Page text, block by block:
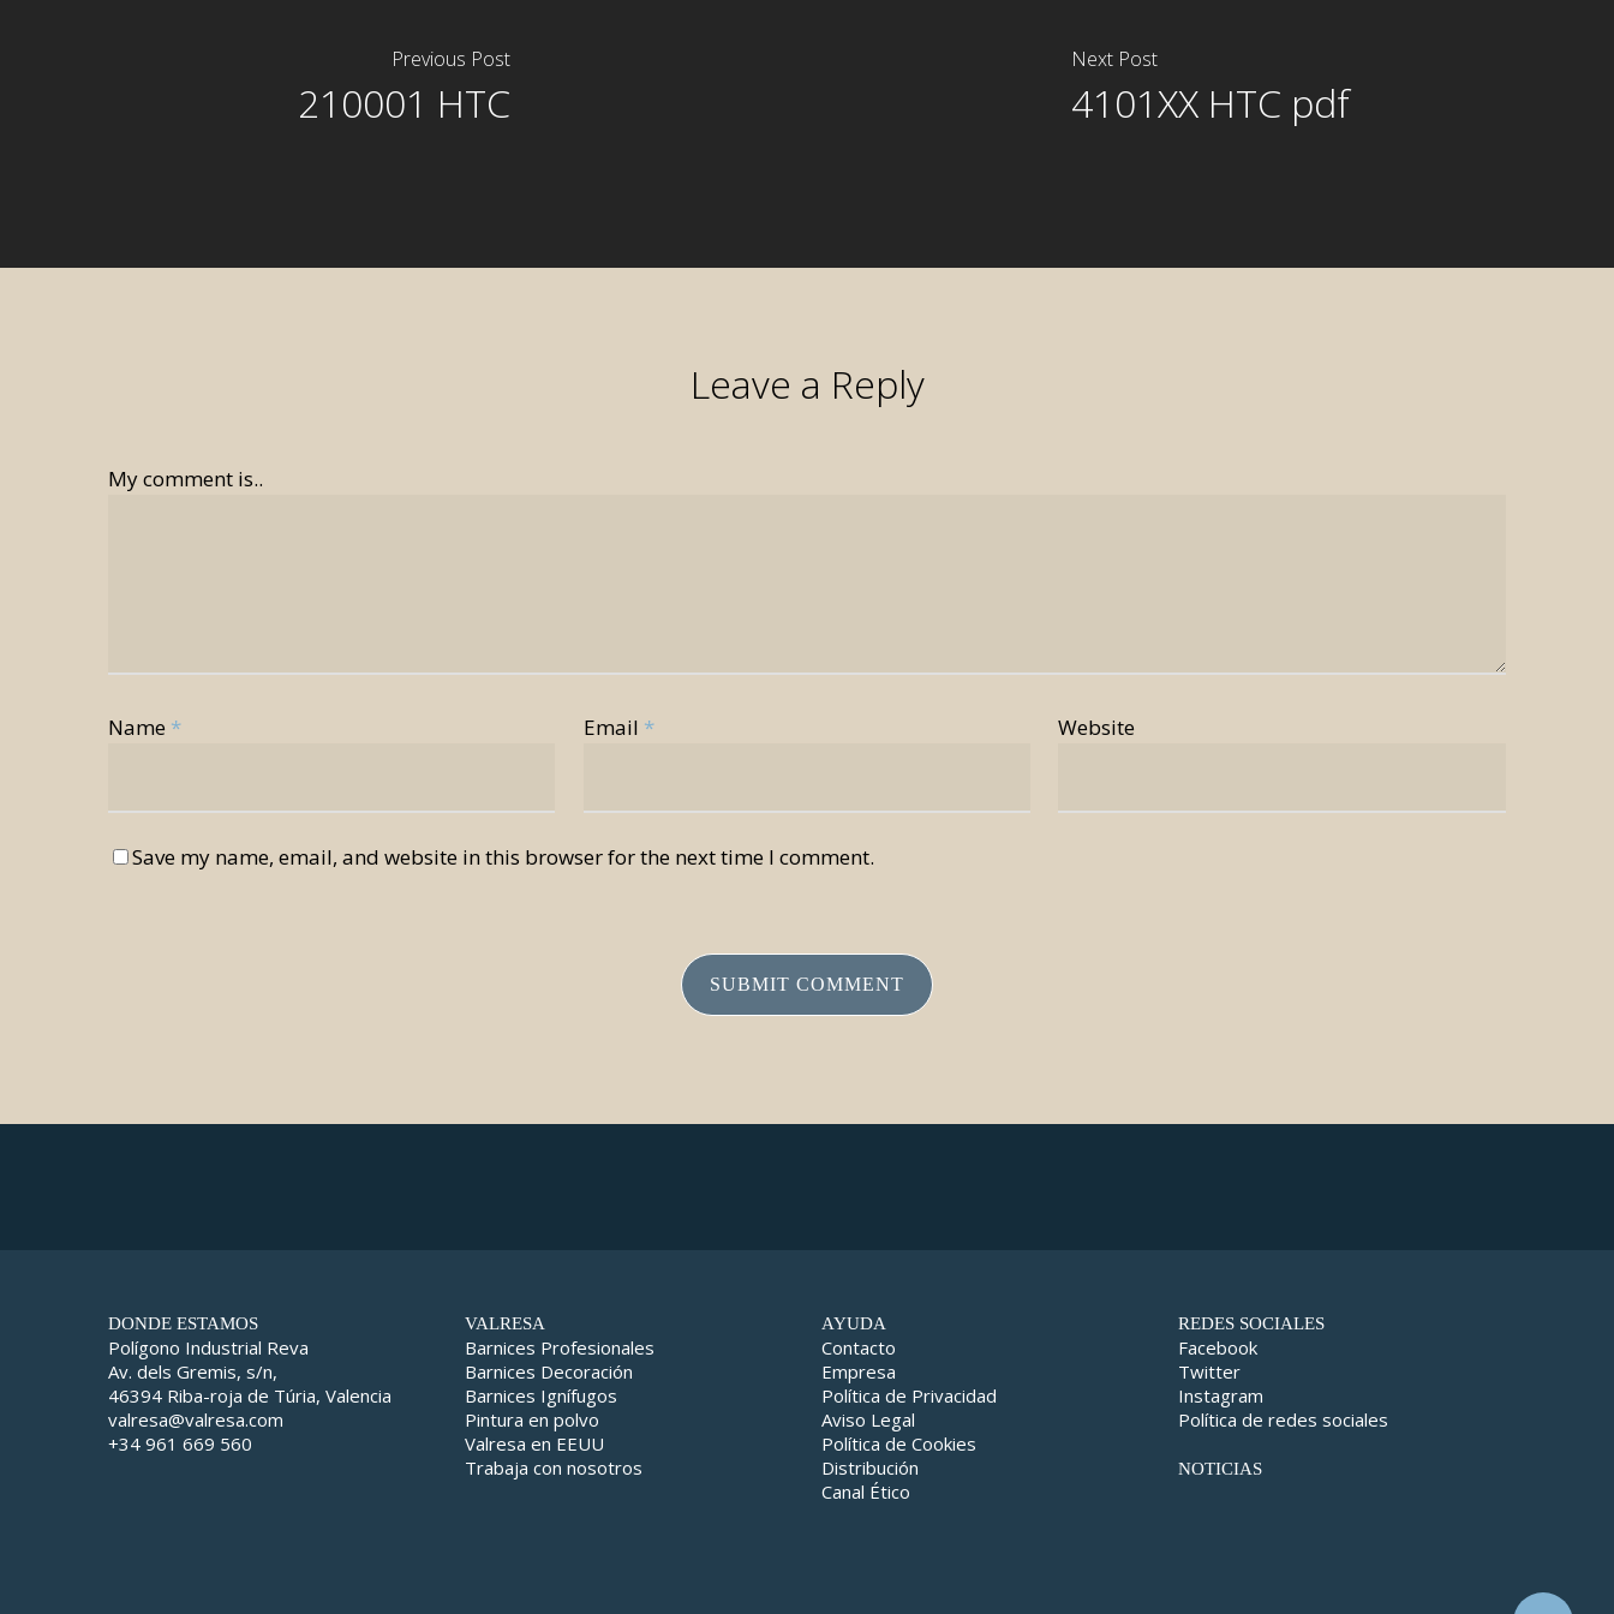
Previous Post
210001 HTC
Next Post
4101XX HTC pdf
Leave a Reply
My comment is..
Name * Email * Website
Save my name, email, and website in this browser for the next time I comment.
DONDE ESTAMOS
Polígono Industrial Reva
Av. dels Gremis, s/n,
46394 Riba-roja de Túria, Valencia
valresa@valresa.com
+34 961 669 560
VALRESA
Barnices Profesionales
Barnices Decoración
Barnices Ignífugos
Pintura en polvo
Valresa en EEUU
Trabaja con nosotros
AYUDA
Contacto
Empresa
Política de Privacidad
Aviso Legal
Política de Cookies
Distribución
Canal Ético
REDES SOCIALES
Facebook
Twitter
Instagram
Política de redes sociales
NOTICIAS